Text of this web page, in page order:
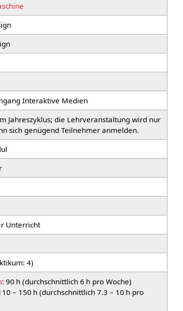
Interaktive Medien
Jahreszyklus; die Lehrveranstaltung wird nur
sich genügend Teilnehmer anmelden.
Unterricht
4)
: 90 h (durchschnittlich 6 h pro Woche)
– 150 h (durchschnittlich 7.3 – 10 h pro